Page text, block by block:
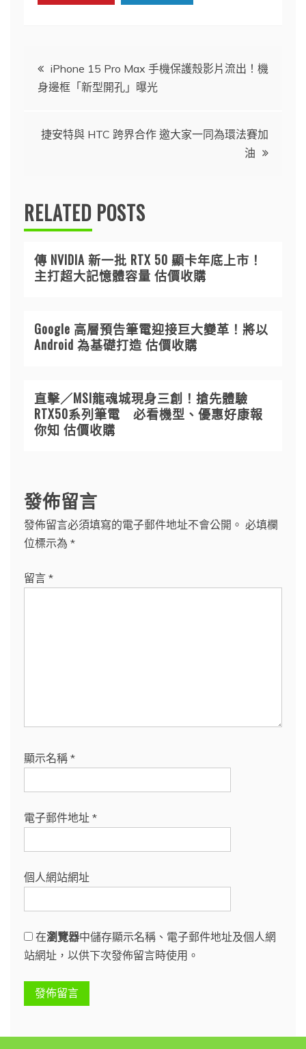
文
章
導
iPhone 15 Pro Max 手機保護殼影片流出！機
身邊框「新型開孔」曝光
捷安特與 HTC 跨界合作 邀大家一同為環法賽加
油
RELATED POSTS
傳 NVIDIA 新一批 RTX 50 顯卡年底上市！
主打超大記憶體容量 估價收購
Google 高層預告筆電迎接巨大變革！將以
Android 為基礎打造 估價收購
直擊／MSI龍魂城現身三創！搶先體驗
RTX50系列筆電 必看機型、優惠好康報
你知 估價收購
發佈留言
發佈留言必須填寫的電子郵件地址不會公開。 必填欄
位標示為 *
留言 *
顯示名稱 *
電子郵件地址 *
個人網站網址
在瀏覽器中儲存顯示名稱、電子郵件地址及個人網
站網址，以供下次發佈留言時使用。